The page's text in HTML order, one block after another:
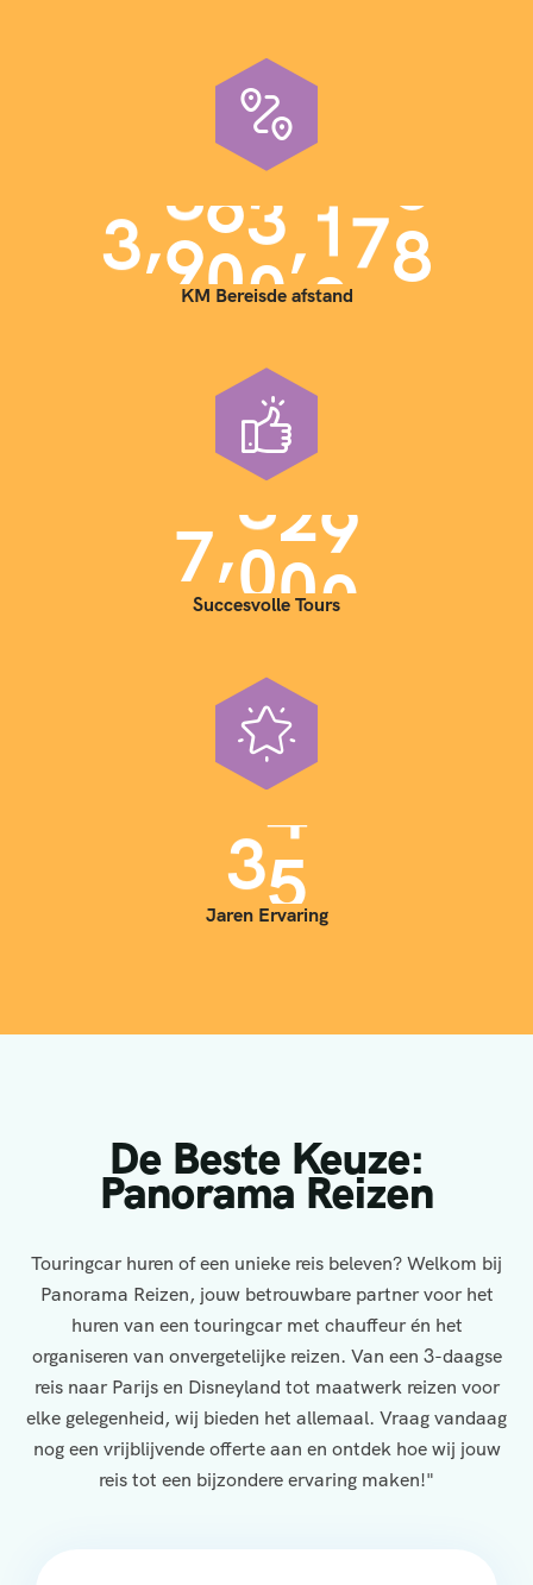
3,900,000
KM Bereisde afstand
7,000
Succesvolle Tours
35
Jaren Ervaring
De Beste Keuze:
Panorama Reizen
Touringcar huren of een unieke reis beleven? Welkom bij
Panorama Reizen, jouw betrouwbare partner voor het
huren van een touringcar met chauffeur én het
organiseren van onvergetelijke reizen. Van een 3-daagse
reis naar Parijs en Disneyland tot maatwerk reizen voor
elke gelegenheid, wij bieden het allemaal. Vraag vandaag
nog een vrijblijvende offerte aan en ontdek hoe wij jouw
reis tot een bijzondere ervaring maken!"